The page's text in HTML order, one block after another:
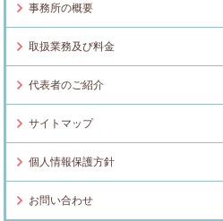
事務所の概要
取扱業務及び料金
代表者のご紹介
サイトマップ
個人情報保護方針
お問い合わせ